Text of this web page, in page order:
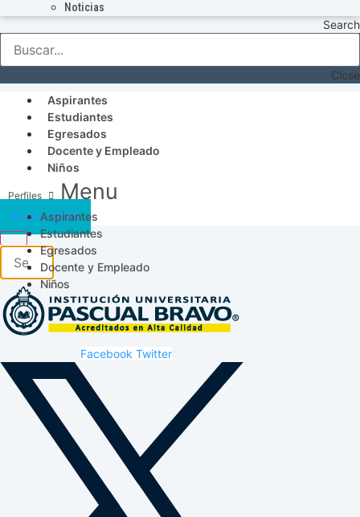
Noticias
Search
Close
Aspirantes
Estudiantes
Egresados
Docente y Empleado
Niños
Menu
Aspirantes
Estudiantes
Egresados
Docente y Empleado
Niños
Acceso SICAU
Facebook Twitter